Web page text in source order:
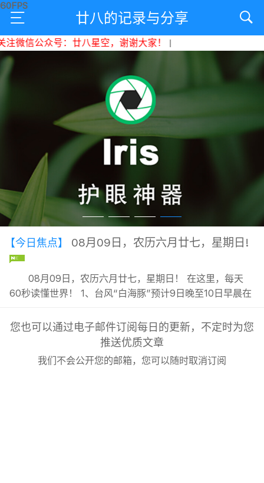
廿八的记录与分享
信公众号：廿八星空，谢谢大家！|
【今日焦点】 08月09日，农历六月廿七，星期日!
08月09日，农历六月廿七，星期日！ 在这里，每天
60秒读懂世界！ 1、台风“白海豚”预计9日晚至10日早晨在
等地有强降雨；; 2、新疆调整4A及以上景区自驾服务费，
统一按“车”收费；; 3、2026年本科未录满专业TOP50公
您也可以通过电子邮件订阅每日的更新，不定时为您
推送优质文章
我们不会公开您的邮箱，您可以随时取消订阅